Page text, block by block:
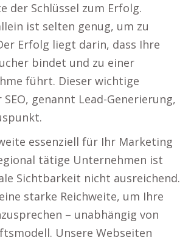
der Schlüssel zum Erfolg.
ist selten genug, um zu
Erfolg liegt darin, dass Ihre
bindet und zu einer
führt. Dieser wichtige
SEO, genannt Lead-Generierung,
essenziell für Ihr Marketing
tätige Unternehmen ist
Sichtbarkeit nicht ausreichend.
starke Reichweite, um Ihre
– unabhängig von
Unsere Webseiten